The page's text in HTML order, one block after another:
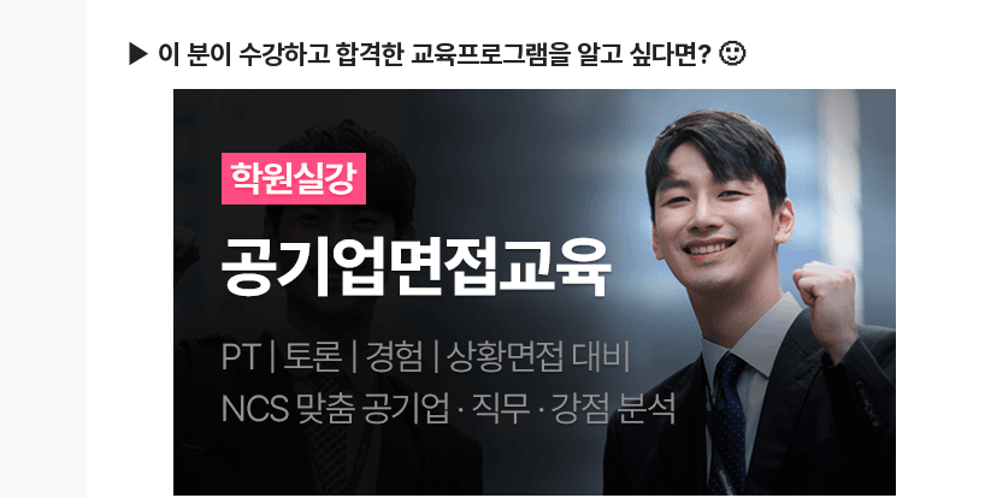
▶ 이 분이 수강하고 합격한 교육프로그램을 알고 싶다면? 🙂